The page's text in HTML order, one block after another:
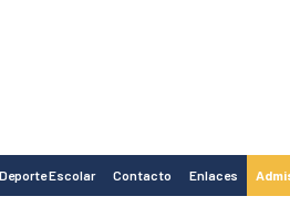
Deporte Escolar Contacto Enlaces